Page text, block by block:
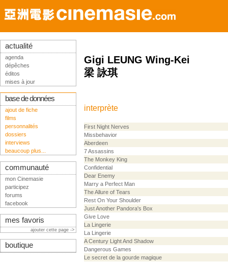
Gigi LEUNG Wing-Kei
梁 詠琪
interprète
First Night Nerves
Missbehavior
Aberdeen
7 Assassins
The Monkey King
Confidential
Dear Enemy
Marry a Perfect Man
The Allure of Tears
Rest On Your Shoulder
Just Another Pandora's Box
Give Love
La Lingerie
La Lingerie
A Century Light And Shadow
Dangerous Games
Le secret de la gourde magique
actualité
agenda
dépêches
éditos
mises à jour
base de données
ajout de fiche
films
personnalités
dossiers
interviews
beaucoup plus...
communauté
mon Cinemasie
participez
forums
facebook
mes favoris
ajouter cette page ->
boutique